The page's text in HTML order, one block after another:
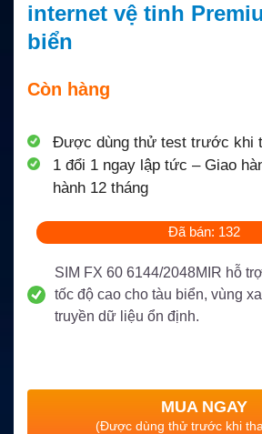
internet vệ tinh
biển
Còn hàng
Được dùng thử test trước khi
1 đổi 1 ngay lập tức – Giao
hành 12 tháng
Đã bán: 132
SIM FX 60 6144/2048MIR hỗ
tốc độ cao cho tàu biển, vùng
truyền dữ liệu ổn định.
MUA NGAY
(Được dùng thử trước khi